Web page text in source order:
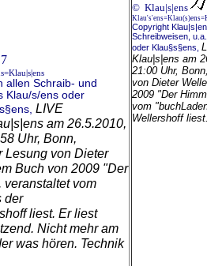
7
allen Schraib- und
Klau/s/ens oder
LIVE
am 26.5.2010,
Uhr, Bonn,
Lesung von Dieter
Buch von 2009 "Der
veranstaltet vom
der
liest. Er liest
Nicht mehr am
was hören. Technik
© Klau|s|ens
Copyright
Schreibweisen,
oder Klau§s§ens,
Klau|s|ens am
21:00 Uhr,
von Dieter
2009 "Der
vom
Wellershoff